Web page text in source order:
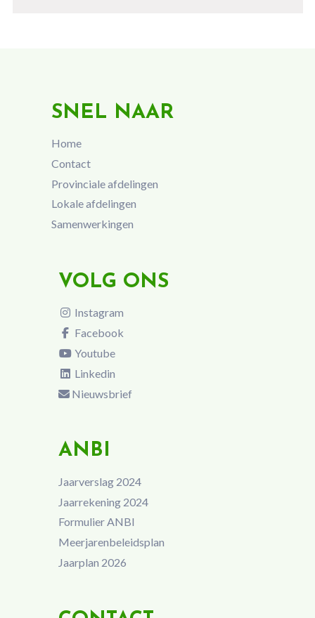
SNEL NAAR
Home
Contact
Provinciale afdelingen
Lokale afdelingen
Samenwerkingen
VOLG ONS
Instagram
Facebook
Youtube
Linkedin
Nieuwsbrief
ANBI
Jaarverslag 2024
Jaarrekening 2024
Formulier ANBI
Meerjarenbeleidsplan
Jaarplan 2026